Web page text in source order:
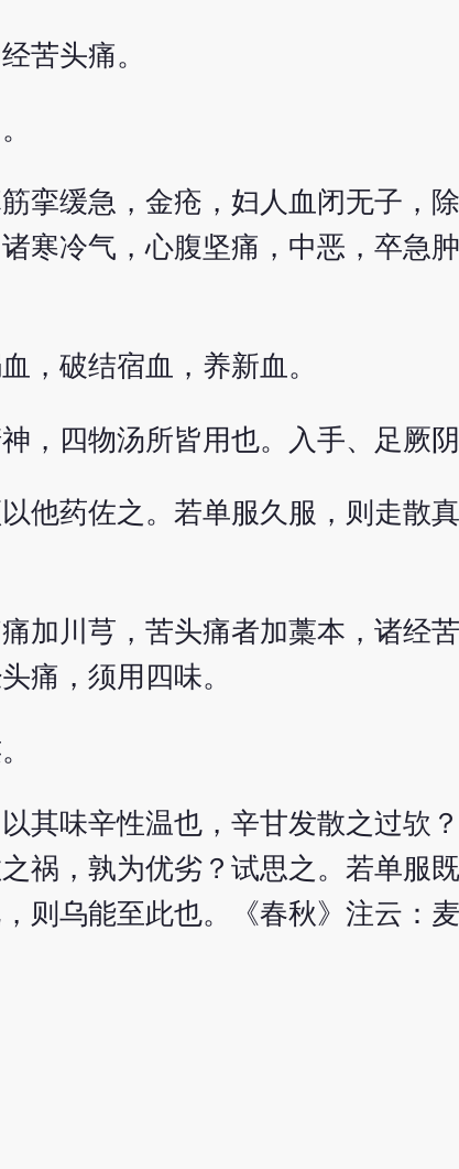
苦头痛。
挛缓急，金疮，妇人血闭无子，
寒冷气，心腹坚痛，中恶，卒急
，破结宿血，养新血。
，四物汤所皆用也。入手、足厥阴
他药佐之。若单服久服，则走散
加川芎，苦头痛者加藁本，诸经
痛，须用四味。
其味辛性温也，辛甘发散之过欤
祸，孰为优劣？试思之。若单服
则乌能至此也。《春秋》注云：